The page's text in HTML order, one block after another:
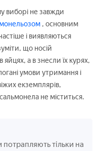
виборі не завжди
, основним
і виявляються
що носій
яйцях, а в знесли їх курях,
умови утримання і
екземплярів,
не міститься.
потрапляють тільки на